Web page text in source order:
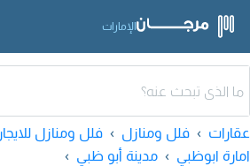
الإمارات
عقارات فلل ومنازل
فلل ومنازل للايجار
امارة ابوظبي
مدينة أبو ظبي